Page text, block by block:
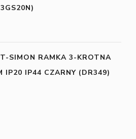
SIMON RAMKA 3-KROTNA
IP20 IP44 CZARNY (DR349)